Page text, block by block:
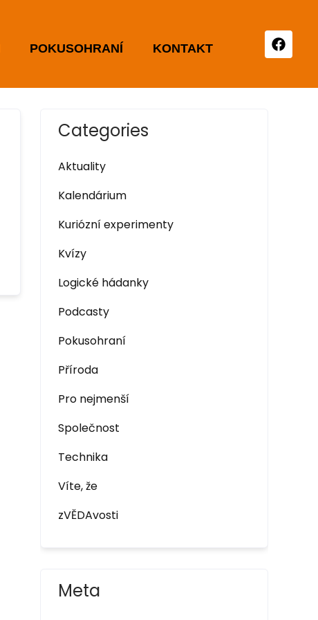
POKUSOHRANÍ KONTAKT
Categories
Aktuality
Kalendárium
Kuriózní experimenty
Kvízy
Logické hádanky
Podcasty
Pokusohraní
Příroda
Pro nejmenší
Společnost
Technika
Víte, že
zVĚDAvosti
Meta